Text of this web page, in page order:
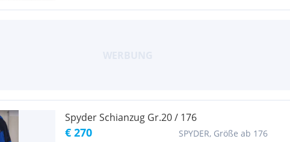
Spyder Schianzug Gr.20 / 176
€ 270 SPYDER, Größe ab 176